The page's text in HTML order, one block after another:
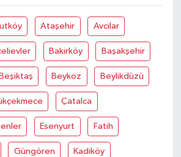
Ataşehir Avcilar
Bakirköy Başakşehir
Beşiktaş Beykoz Beylikdüzü
Çatalca
Esenyurt Fatih
Güngören Kadiköy